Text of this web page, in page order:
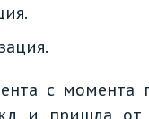
с момента